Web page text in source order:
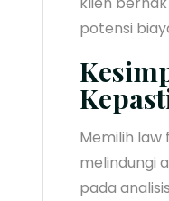
potensi
Memilih law
melindungi
pada